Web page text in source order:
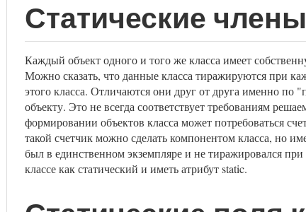
Статические
Каждый объект одного и того же класса имеет
Можно сказать, что данные класса тиражируются при
этого класса. Отличаются они друг от друга именно по
объекту. Это не всегда соответствует требованиям
формировании объектов класса может потребоваться
такой счетчик можно сделать компонентом класса, но
был в единственном экземпляре и не тиражировался
классе как статический и иметь атрибут static.